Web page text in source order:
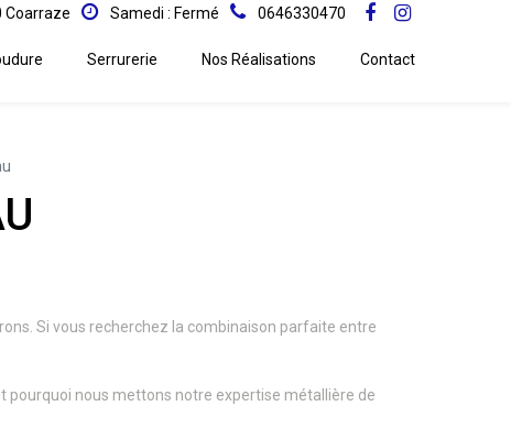
Coarraze Samedi : Fermé 0646330470
Serrurerie Nos Réalisations Contact
Si vous recherchez la combinaison parfaite entre
pourquoi nous mettons notre expertise métallière de